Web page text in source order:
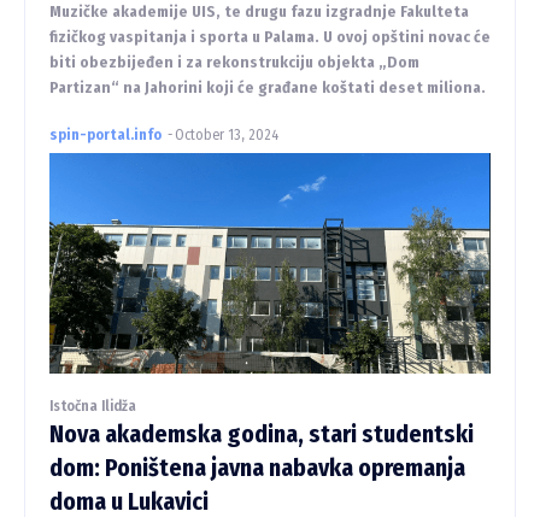
Muzičke akademije UIS, te drugu fazu izgradnje Fakulteta
fizičkog vaspitanja i sporta u Palama. U ovoj opštini novac će
biti obezbijeđen i za rekonstrukciju objekta „Dom
Partizan“ na Jahorini koji će građane koštati deset miliona.
spin-portal.info - October 13, 2024
Istočna Ilidža
Nova akademska godina, stari studentski
dom: Poništena javna nabavka opremanja
doma u Lukavici